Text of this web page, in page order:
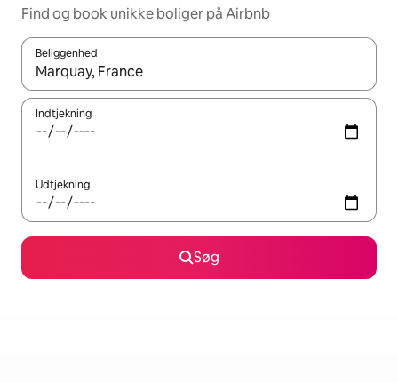
Find og book unikke boliger på Airbnb
Beliggenhed
Når resultaterne er tilgængelige, skal du navigere med
Indtjekning
Udtjekning
Søg